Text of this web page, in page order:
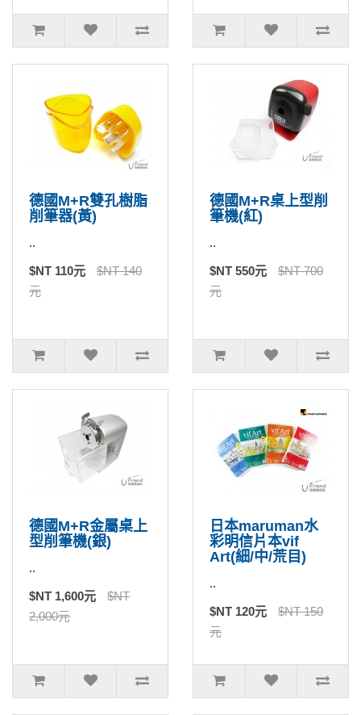
德國M+R雙孔樹脂
削筆器(黃)
..
$NT 110元
$NT 140
元
德國M+R桌上型削
筆機(紅)
..
$NT 550元
$NT 700
元
德國M+R金屬桌上
型削筆機(銀)
..
$NT 1,600元
$NT
2,000元
日本maruman水
彩明信片本vif
Art(細/中/荒目)
..
$NT 120元
$NT 150
元